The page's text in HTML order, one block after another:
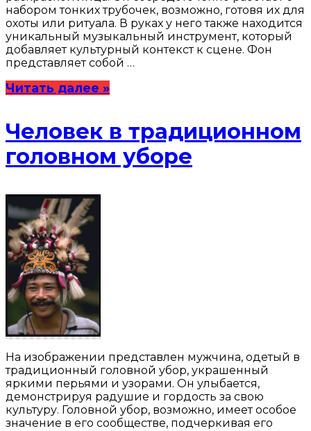
набором тонких трубочек, возможно, готовя их для
охоты или ритуала. В руках у него также находится
уникальный музыкальный инструмент, который
добавляет культурный контекст к сцене. Фон
представляет собой …
Читать далее »
Человек в традиционном
головном уборе
На изображении представлен мужчина, одетый в
традиционный головной убор, украшенный
яркими перьями и узорами. Он улыбается,
демонстрируя радушие и гордость за свою
культуру. Головной убор, возможно, имеет особое
значение в его сообществе, подчеркивая его